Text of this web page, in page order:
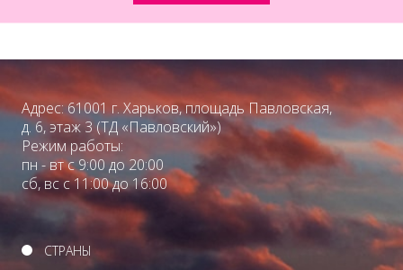
Адрес: 61001 г. Харьков, площадь Павловская,
д. 6, этаж 3 (ТД «Павловский»)
Режим работы:
пн - вт с 9:00 до 20:00
сб, вс с 11:00 до 16:00
СТРАНЫ